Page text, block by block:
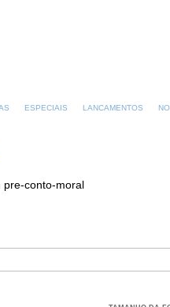
ESPECIAIS LANCAMENTOS
pre-conto-moral